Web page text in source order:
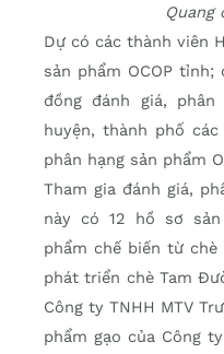
Quang
Dự có các thành viên
sản phẩm OCOP tỉnh;
đồng đánh giá, phân
huyện, thành phố
phân hạng sản phẩm
Tham gia đánh giá,
này có 12 hồ sơ
phẩm chế biến từ
phát triển chè Tam
Công ty TNHH MTV
phẩm gạo của Công